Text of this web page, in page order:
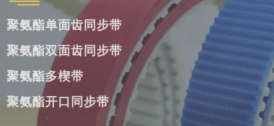
聚氨酯单面齿同步带
聚氨酯双面齿同步带
聚氨酯多楔带
聚氨酯开口同步带